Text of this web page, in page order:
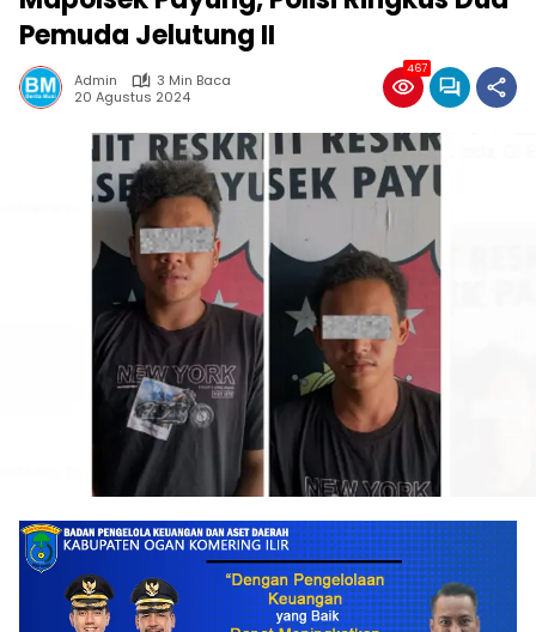
Pemuda Jelutung II
Admin
3 Min Baca
20 Agustus 2024
467